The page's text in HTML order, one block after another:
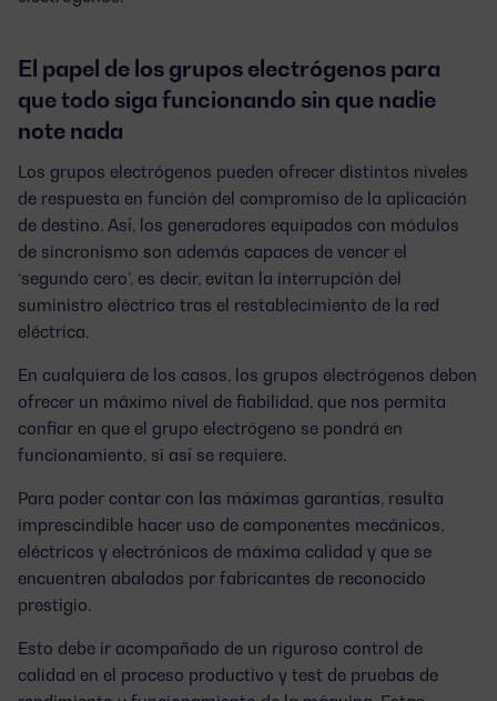
El papel de los grupos electrógenos para
que todo siga funcionando sin que nadie
note nada
Los grupos electrógenos pueden ofrecer distintos niveles
de respuesta en función del compromiso de la aplicación
de destino. Así, los generadores equipados con módulos
de sincronismo son además capaces de vencer el
‘segundo cero’, es decir, evitan la interrupción del
suministro eléctrico tras el restablecimiento de la red
eléctrica.
En cualquiera de los casos, los grupos electrógenos deben
ofrecer un máximo nivel de fiabilidad, que nos permita
confiar en que el grupo electrógeno se pondrá en
funcionamiento, si así se requiere.
Para poder contar con las máximas garantías, resulta
imprescindible hacer uso de componentes mecánicos,
eléctricos y electrónicos de máxima calidad y que se
encuentren abalados por fabricantes de reconocido
prestigio.
Esto debe ir acompañado de un riguroso control de
calidad en el proceso productivo y test de pruebas de